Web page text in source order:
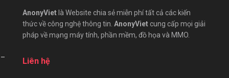
AnonyViet là Website chia sẻ miễn phí tất cả các kiến
thức về công nghệ thông tin. AnonyViet cung cấp mọi giải
pháp về mạng máy tính, phần mềm, đồ họa và MMO.
Liên hệ